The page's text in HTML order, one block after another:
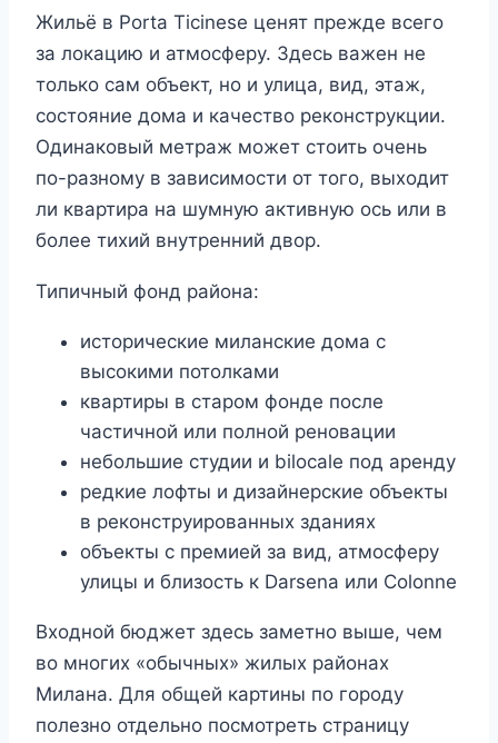
Жильё в Porta Ticinese ценят прежде всего
за локацию и атмосферу. Здесь важен не
только сам объект, но и улица, вид, этаж,
состояние дома и качество реконструкции.
Одинаковый метраж может стоить очень
по-разному в зависимости от того, выходит
ли квартира на шумную активную ось или в
более тихий внутренний двор.
Типичный фонд района:
исторические миланские дома с
высокими потолками
квартиры в старом фонде после
частичной или полной реновации
небольшие студии и bilocale под аренду
редкие лофты и дизайнерские объекты
в реконструированных зданиях
объекты с премией за вид, атмосферу
улицы и близость к Darsena или Colonne
Входной бюджет здесь заметно выше, чем
во многих «обычных» жилых районах
Милана. Для общей картины по городу
полезно отдельно посмотреть страницу